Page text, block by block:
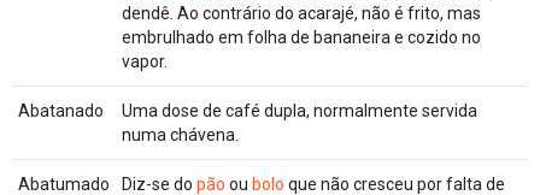
dendê. Ao contrário do acarajé, não é frito, mas
embrulhado em folha de bananeira e cozido no
vapor.
Abatanado
Uma dose de café dupla, normalmente servida
numa chávena.
Abatumado Diz-se do pão ou bolo que não cresceu por falta de